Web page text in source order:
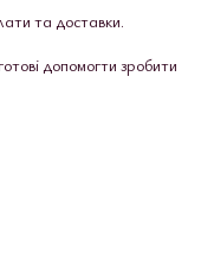
та доставки.
допомогти зробити